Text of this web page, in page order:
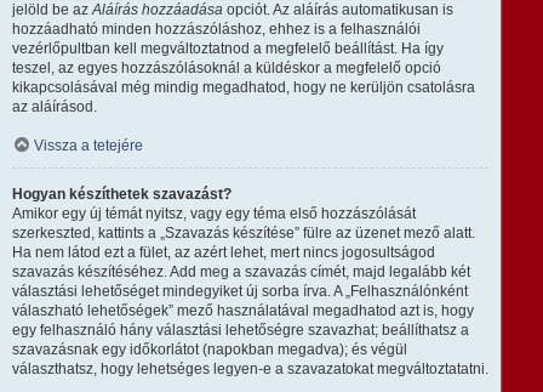
jelöld be azAláírás hozzáadása opciót. Az aláírás automatikusan is
hozzáadható minden hozzászóláshoz, ehhez is a felhasználói
vezérlőpultban kell megváltoztatnod a megfelelő beállítást. Ha így
teszel, az egyes hozzászólásoknál a küldéskor a megfelelő opció
kikapcsolásával még mindig megadhatod, hogy ne kerüljön csatolásra
az aláírásod.
Vissza a tetejére
Hogyan készíthetek szavazást?
Amikor egy új témát nyitsz, vagy egy téma első hozzászólását
szerkeszted, kattints a „Szavazás készítése” fülre az üzenet mező alatt.
Ha nem látod ezt a fület, az azért lehet, mert nincs jogosultságod
szavazás készítéséhez. Add meg a szavazás címét, majd legalább két
választási lehetőséget mindegyiket új sorba írva. A „Felhasználónként
válaszható lehetőségek” mező használatával megadhatod azt is, hogy
egy felhasználó hány választási lehetőségre szavazhat; beállíthatsz a
szavazásnak egy időkorlátot (napokban megadva); és végül
választhatsz, hogy lehetséges legyen-e a szavazatokat megváltoztatatni.